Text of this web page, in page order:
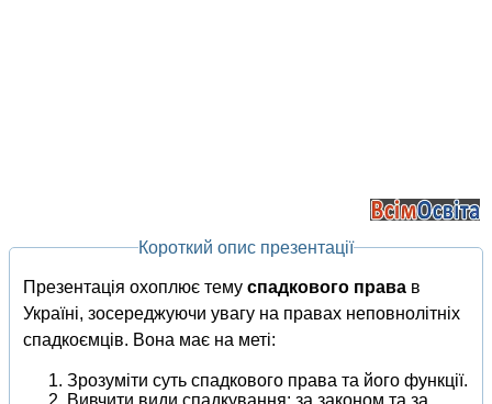
Короткий опис презентації
Презентація охоплює тему спадкового права в
Україні, зосереджуючи увагу на правах неповнолітніх
спадкоємців. Вона має на меті:
Зрозуміти суть спадкового права та його функції.